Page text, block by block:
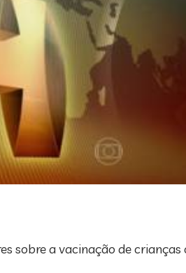
sobre a vacinação de